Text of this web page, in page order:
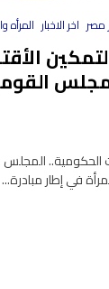
مصر اخر الاخبار المرأه
الحكومية..
في إطار مبادرة...